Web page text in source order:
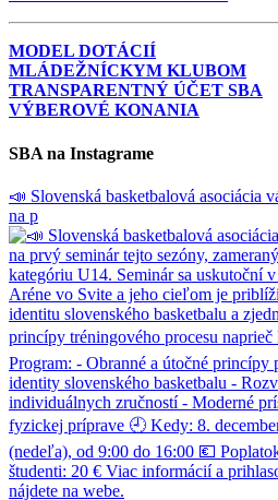
MODEL DOTÁCIÍ
MLÁDEŽNÍCKYM KLUBOM
TRANSPARENTNÝ ÚČET SBA
VÝBEROVÉ KONANIA
SBA na Instagrame
📣 Slovenská basketbalová asociácia
na p